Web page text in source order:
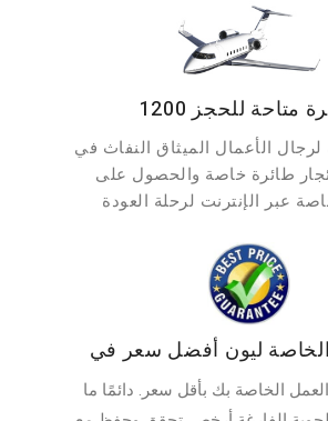
طائرة متاحة للحجز
الأعمال الميثاق النفاث في
طائرة خاصة والحصول على
ليون أفضل سعر في
الخاصة بك بأقل سعر. دائمًا ما